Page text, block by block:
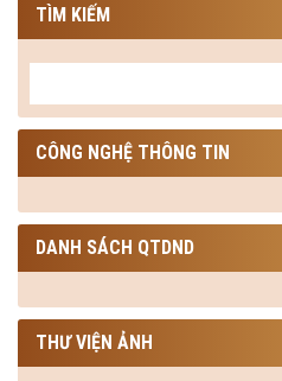
TÌM KIẾM
CÔNG NGHỆ THÔNG TIN
DANH SÁCH QTDND
THƯ VIỆN ẢNH